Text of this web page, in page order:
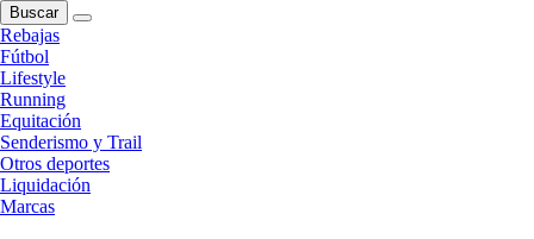
Buscar
Rebajas
Fútbol
Lifestyle
Running
Equitación
Senderismo y Trail
Otros deportes
Liquidación
Marcas